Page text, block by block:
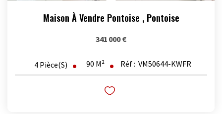
Maison À Vendre Pontoise , Pontoise
341 000 €
4 Pièce(s) 90 M² Réf : VM50644-KWFR